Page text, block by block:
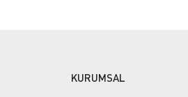
KURUMSAL